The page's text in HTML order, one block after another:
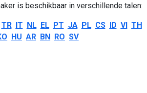
is beschikbaar in verschillende talen:
TR IT NL EL PT JA PL CS ID VI TH
HU AR BN RO SV